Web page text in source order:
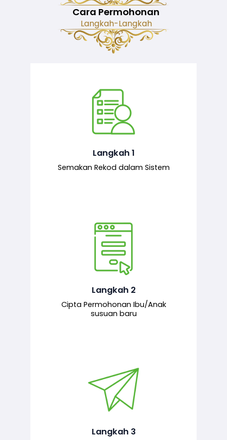
Cara Permohonan
Langkah-Langkah
Langkah 1
Semakan Rekod dalam Sistem
Semakan ke atas sejarah permohonan
yang pernah dibuat oleh pemohon,
Langkah 2
Cipta Permohonan Ibu/Anak
susuan baru
Pemohon mengisi borang
permohonan bagi pendaftaran
baharu melalui sistem.
Langkah 3
Permohonan yang lengkap dihantar
untuk proses semakan dan
bertanggungjawab.